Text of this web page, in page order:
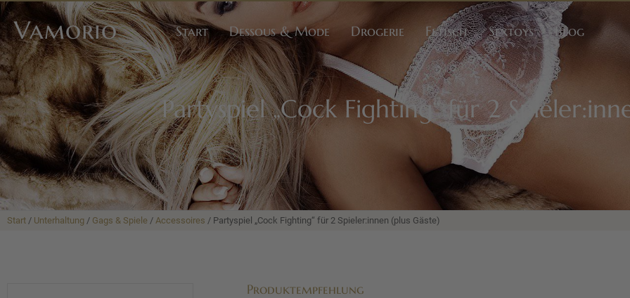
Vamorio Start Dessous & Mode Drogerie Fetisch Sextoys Blog
Partyspiel „Cock Fighting“ für 2
Start / Unterhaltung / Gags & Spiele / Accessoires / Partyspiel „Cock Fighting“ für 2 Spieler:innen (plus Gäste)
Produktempfehlung